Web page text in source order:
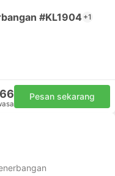
#KL1904 +1
Pesan sekarang